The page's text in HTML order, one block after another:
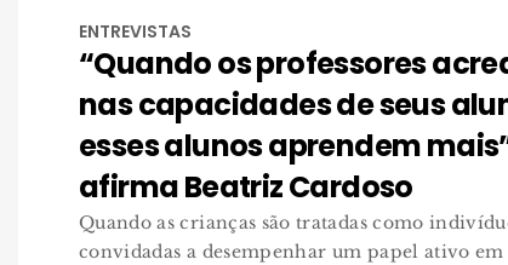
ENTREVISTAS
“Quando os professores
nas capacidades de seus
esses alunos aprendem
afirma Beatriz Cardoso
Quando as crianças são tratadas como
convidadas a desempenhar um papel ativo em